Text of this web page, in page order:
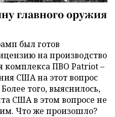
главного оружия
был готов
на производство
комплекса ПВО Patriot –
США на этот вопрос
того, выяснилось,
США в этом вопросе не
Что же произошло?